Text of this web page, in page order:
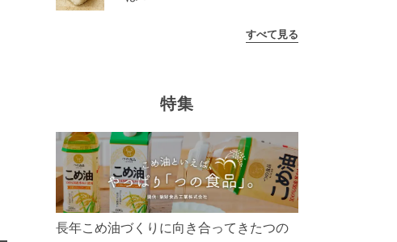
すべて見る
特集
長年こめ油づくりに向き合ってきたつの